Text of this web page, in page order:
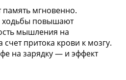
мгновенно.
ходьбы повышают
мышления на
притока крови к мозгу.
на зарядку — и эффект